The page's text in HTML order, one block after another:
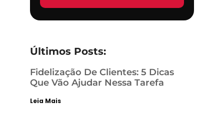
Últimos Posts:
Fidelização De Clientes: 5 Dicas
Que Vão Ajudar Nessa Tarefa
Leia Mais